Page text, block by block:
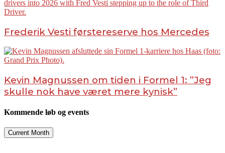
Frederik Vesti førstereserve hos Mercedes
Kevin Magnussen om tiden i Formel 1: ”Jeg
skulle nok have været mere kynisk”
Kommende løb og events
Current Month